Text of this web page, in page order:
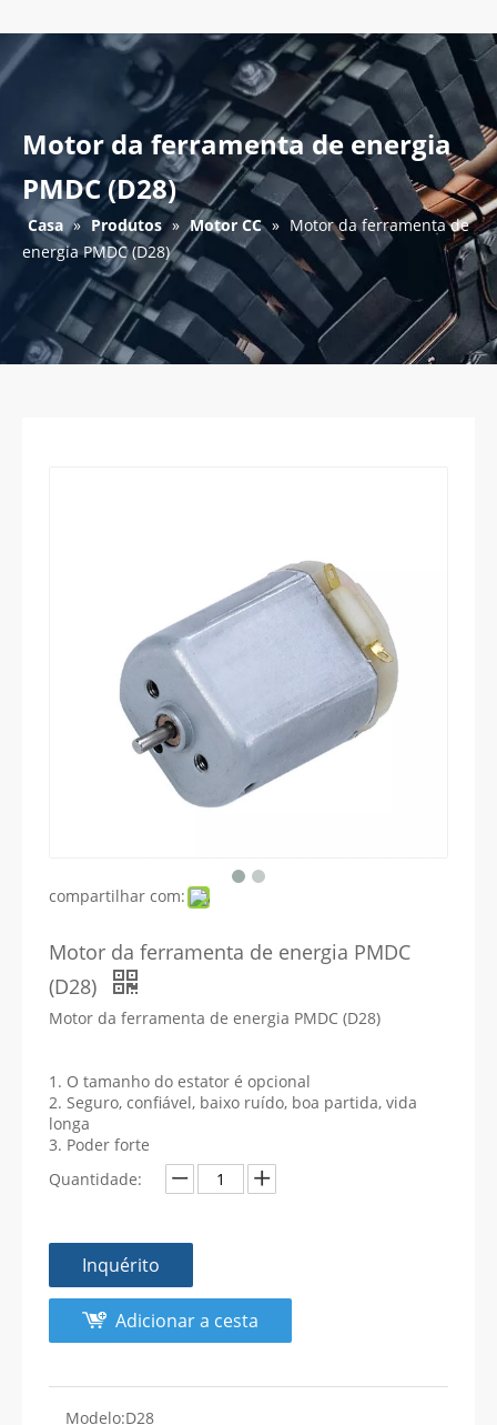
Motor da ferramenta de energia
PMDC (D28)
Casa » Produtos » Motor CC » Motor da ferramenta de
energia PMDC (D28)
compartilhar com:
Motor da ferramenta de energia PMDC
(D28)
Motor da ferramenta de energia PMDC (D28)
1. O tamanho do estator é opcional
2. Seguro, confiável, baixo ruído, boa partida, vida
longa
3. Poder forte
Quantidade:
Inquérito
Adicionar a cesta
Modelo:D28